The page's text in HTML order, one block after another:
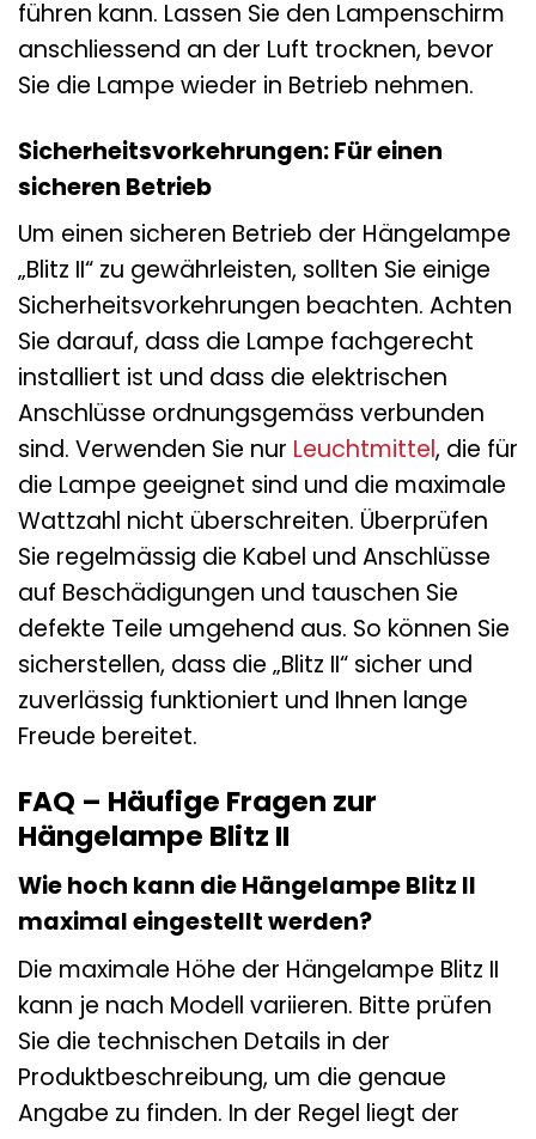
führen kann. Lassen Sie den Lampenschirm
anschliessend an der Luft trocknen, bevor
Sie die Lampe wieder in Betrieb nehmen.
Sicherheitsvorkehrungen: Für einen
sicheren Betrieb
Um einen sicheren Betrieb der Hängelampe
„Blitz II“ zu gewährleisten, sollten Sie einige
Sicherheitsvorkehrungen beachten. Achten
Sie darauf, dass die Lampe fachgerecht
installiert ist und dass die elektrischen
Anschlüsse ordnungsgemäss verbunden
sind. Verwenden Sie nur Leuchtmittel, die für
die Lampe geeignet sind und die maximale
Wattzahl nicht überschreiten. Überprüfen
Sie regelmässig die Kabel und Anschlüsse
auf Beschädigungen und tauschen Sie
defekte Teile umgehend aus. So können Sie
sicherstellen, dass die „Blitz II“ sicher und
zuverlässig funktioniert und Ihnen lange
Freude bereitet.
FAQ – Häufige Fragen zur
Hängelampe Blitz II
Wie hoch kann die Hängelampe Blitz II
maximal eingestellt werden?
Die maximale Höhe der Hängelampe Blitz II
kann je nach Modell variieren. Bitte prüfen
Sie die technischen Details in der
Produktbeschreibung, um die genaue
Angabe zu finden. In der Regel liegt der